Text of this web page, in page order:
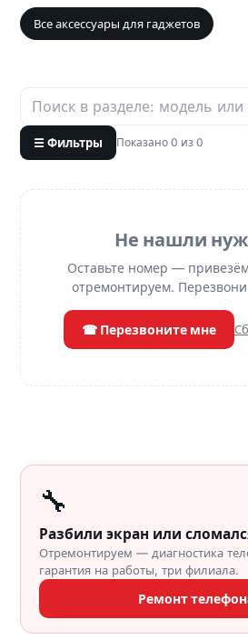
Все аксессуары для гаджетов
☰ Фильтры Показано 0 из 0
Не нашли
Оставьте номер —
отремонтируем.
☎ Перезвоните мне
🔧
Разбили экран или
Отремонтируем — диагностика
гарантия на работы, три филиала.
Ремонт